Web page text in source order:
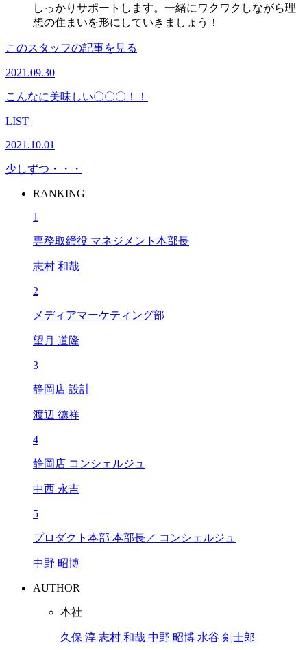
しっかりサポートします。一緒にワクワクしながら理
想の住まいを形にしていきましょう！
このスタッフの記事を見る
2021.09.30
こんなに美味しい〇〇〇！！
LIST
2021.10.01
少しずつ・・・
RANKING
1
専務取締役 マネジメント本部長
志村 和哉
2
メディアマーケティング部
望月 道隆
3
静岡店 設計
渡辺 徳祥
4
静岡店 コンシェルジュ
中西 永吉
5
プロダクト本部 本部長／ コンシェルジュ
中野 昭博
AUTHOR
本社
久保 淳 志村 和哉 中野 昭博 水谷 剣士郎